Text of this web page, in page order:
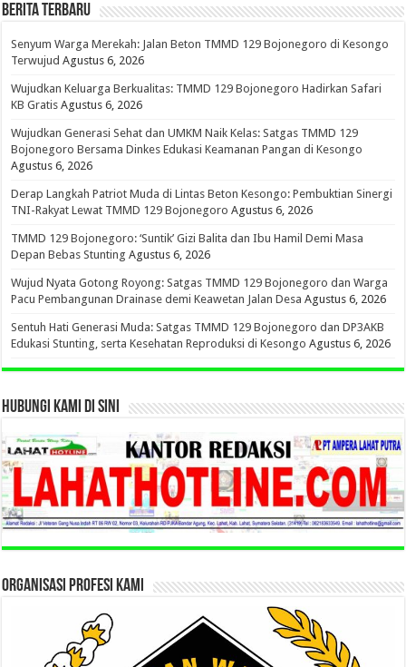
BERITA TERBARU
Senyum Warga Merekah: Jalan Beton TMMD 129 Bojonegoro di Kesongo
Terwujud Agustus 6, 2026
Wujudkan Keluarga Berkualitas: TMMD 129 Bojonegoro Hadirkan Safari
KB Gratis Agustus 6, 2026
Wujudkan Generasi Sehat dan UMKM Naik Kelas: Satgas TMMD 129
Bojonegoro Bersama Dinkes Edukasi Keamanan Pangan di Kesongo
Agustus 6, 2026
Derap Langkah Patriot Muda di Lintas Beton Kesongo: Pembuktian Sinergi
TNI-Rakyat Lewat TMMD 129 Bojonegoro Agustus 6, 2026
TMMD 129 Bojonegoro: ‘Suntik’ Gizi Balita dan Ibu Hamil Demi Masa
Depan Bebas Stunting Agustus 6, 2026
Wujud Nyata Gotong Royong: Satgas TMMD 129 Bojonegoro dan Warga
Pacu Pembangunan Drainase demi Keawetan Jalan Desa Agustus 6, 2026
Sentuh Hati Generasi Muda: Satgas TMMD 129 Bojonegoro dan DP3AKB
Edukasi Stunting, serta Kesehatan Reproduksi di Kesongo Agustus 6, 2026
HUBUNGI KAMI DI SINI
ORGANISASI PROFESI KAMI